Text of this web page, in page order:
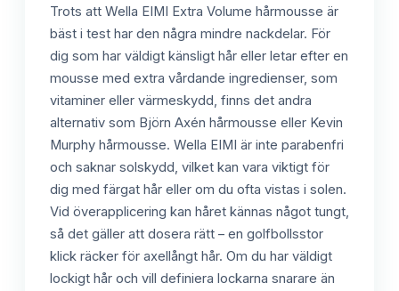
Trots att Wella EIMI Extra Volume hårmousse är
bäst i test har den några mindre nackdelar. För
dig som har väldigt känsligt hår eller letar efter en
mousse med extra vårdande ingredienser, som
vitaminer eller värmeskydd, finns det andra
alternativ som Björn Axén hårmousse eller Kevin
Murphy hårmousse. Wella EIMI är inte parabenfri
och saknar solskydd, vilket kan vara viktigt för
dig med färgat hår eller om du ofta vistas i solen.
Vid överapplicering kan håret kännas något tungt,
så det gäller att dosera rätt – en golfbollsstor
klick räcker för axellångt hår. Om du har väldigt
lockigt hår och vill definiera lockarna snarare än